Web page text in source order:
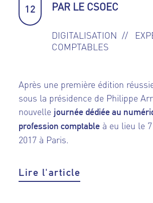
12
PAR LE CSOEC
DIGITALISATION
COMPTABLES
Après une première édition
sous la présidence de Philippe
nouvelle journée dédiée au
profession comptable à eu lieu le
2017 à Paris.
Lire l'article